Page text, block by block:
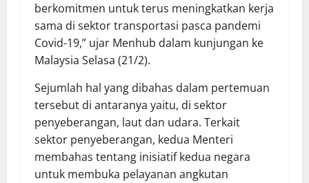
berkomitmen untuk terus meningkatkan kerja
sama di sektor transportasi pasca pandemi
Covid-19,” ujar Menhub dalam kunjungan ke
Malaysia Selasa (21/2).
Sejumlah hal yang dibahas dalam pertemuan
tersebut di antaranya yaitu, di sektor
penyeberangan, laut dan udara. Terkait
sektor penyeberangan, kedua Menteri
membahas tentang inisiatif kedua negara
untuk membuka pelayanan angkutan